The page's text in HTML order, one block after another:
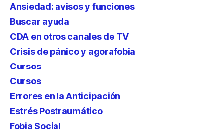
Ansiedad: avisos y funciones
Buscar ayuda
CDA en otros canales de TV
Crisis de pánico y agorafobia
Cursos
Cursos
Errores en la Anticipación
Estrés Postraumático
Fobia Social